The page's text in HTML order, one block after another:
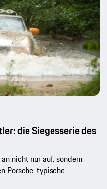
die Siegesserie des
nicht nur auf, sondern
Porsche-typische